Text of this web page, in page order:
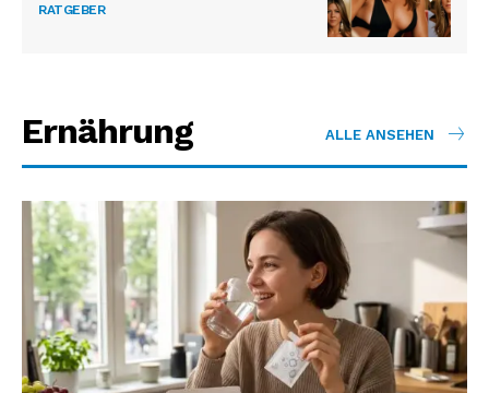
RATGEBER
Ernährung ALLE ANSEHEN